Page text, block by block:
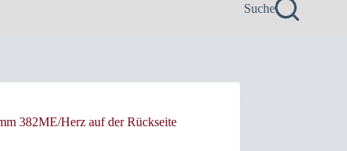
Suche
382ME/Herz auf der Rückseite